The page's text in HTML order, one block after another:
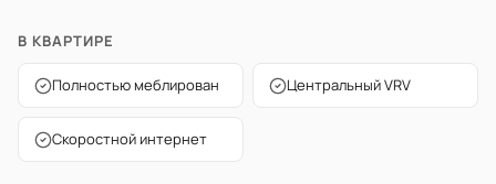
В КВАРТИРЕ
Полностью меблирован Центральный VRV
Скоростной интернет